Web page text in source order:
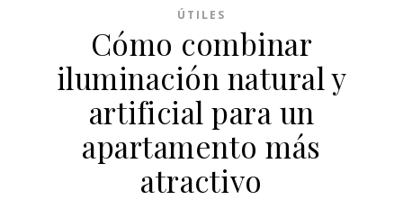
ÚTILES
Cómo combinar
iluminación natural y
artificial para un
apartamento más
atractivo